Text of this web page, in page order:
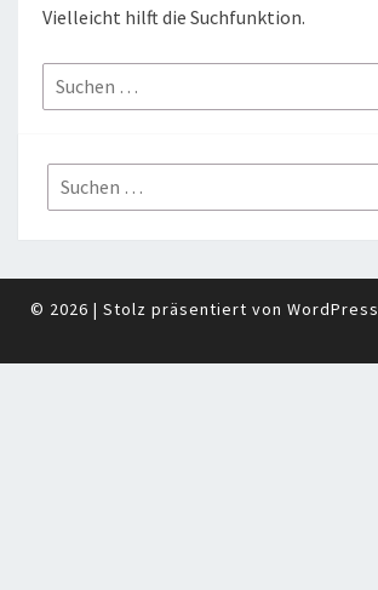
Vielleicht hilft die Suchfunktion.
Suchen
nach:
Suchen
nach:
© 2026 | Stolz präsentiert von WordPress